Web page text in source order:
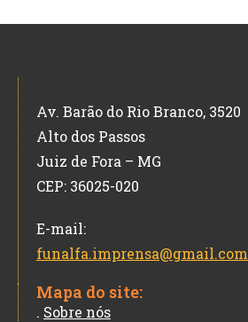
Av. Barão do Rio Branco, 3520
Alto dos Passos
Juiz de Fora – MG
CEP: 36025-020
E-mail:
funalfa.imprensa@gmail.com
Mapa do site:
. Sobre nós